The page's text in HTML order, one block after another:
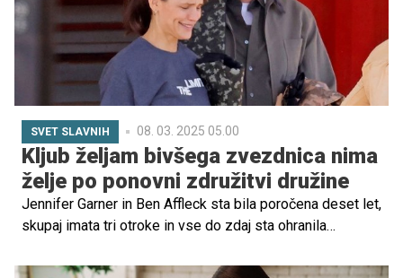
SVET SLAVNIH 08. 03. 2025 05.00
Kljub željam bivšega zvezdnica nima
želje po ponovni združitvi družine
Jennifer Garner in Ben Affleck sta bila poročena deset let,
skupaj imata tri otroke in vse do zdaj sta ohranila
svojo pot – Ben se je celo ponovno poročil, a se je